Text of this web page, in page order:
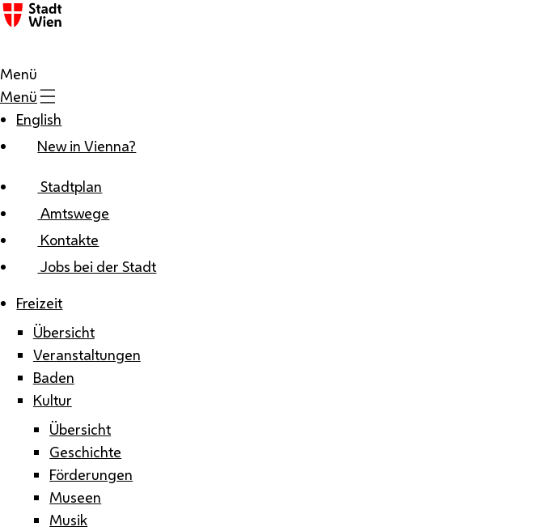
Zum Inhalt
Menü
Menü
English
New in Vienna?
Stadtplan
Amtswege
Kontakte
Jobs bei der Stadt
Freizeit
Übersicht
Veranstaltungen
Baden
Kultur
Übersicht
Geschichte
Förderungen
Museen
Musik